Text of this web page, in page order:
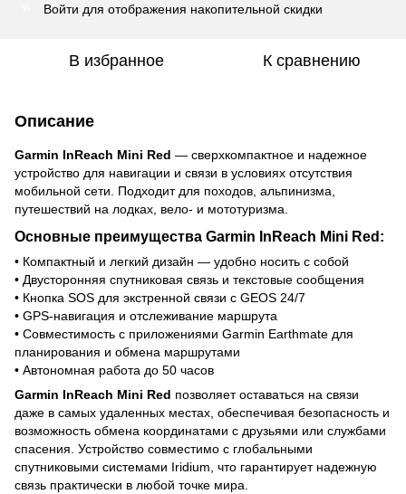
Войти для отображения накопительной скидки
В избранное К сравнению
Описание
Garmin InReach Mini Red — сверхкомпактное и надежное
устройство для навигации и связи в условиях отсутствия
мобильной сети. Подходит для походов, альпинизма,
путешествий на лодках, вело- и мототуризма.
Основные преимущества Garmin InReach Mini Red:
• Компактный и легкий дизайн — удобно носить с собой
• Двусторонняя спутниковая связь и текстовые сообщения
• Кнопка SOS для экстренной связи с GEOS 24/7
• GPS-навигация и отслеживание маршрута
• Совместимость с приложениями Garmin Earthmate для
планирования и обмена маршрутами
• Автономная работа до 50 часов
Garmin InReach Mini Red позволяет оставаться на связи
даже в самых удаленных местах, обеспечивая безопасность и
возможность обмена координатами с друзьями или службами
спасения. Устройство совместимо с глобальными
спутниковыми системами Iridium, что гарантирует надежную
связь практически в любой точке мира.